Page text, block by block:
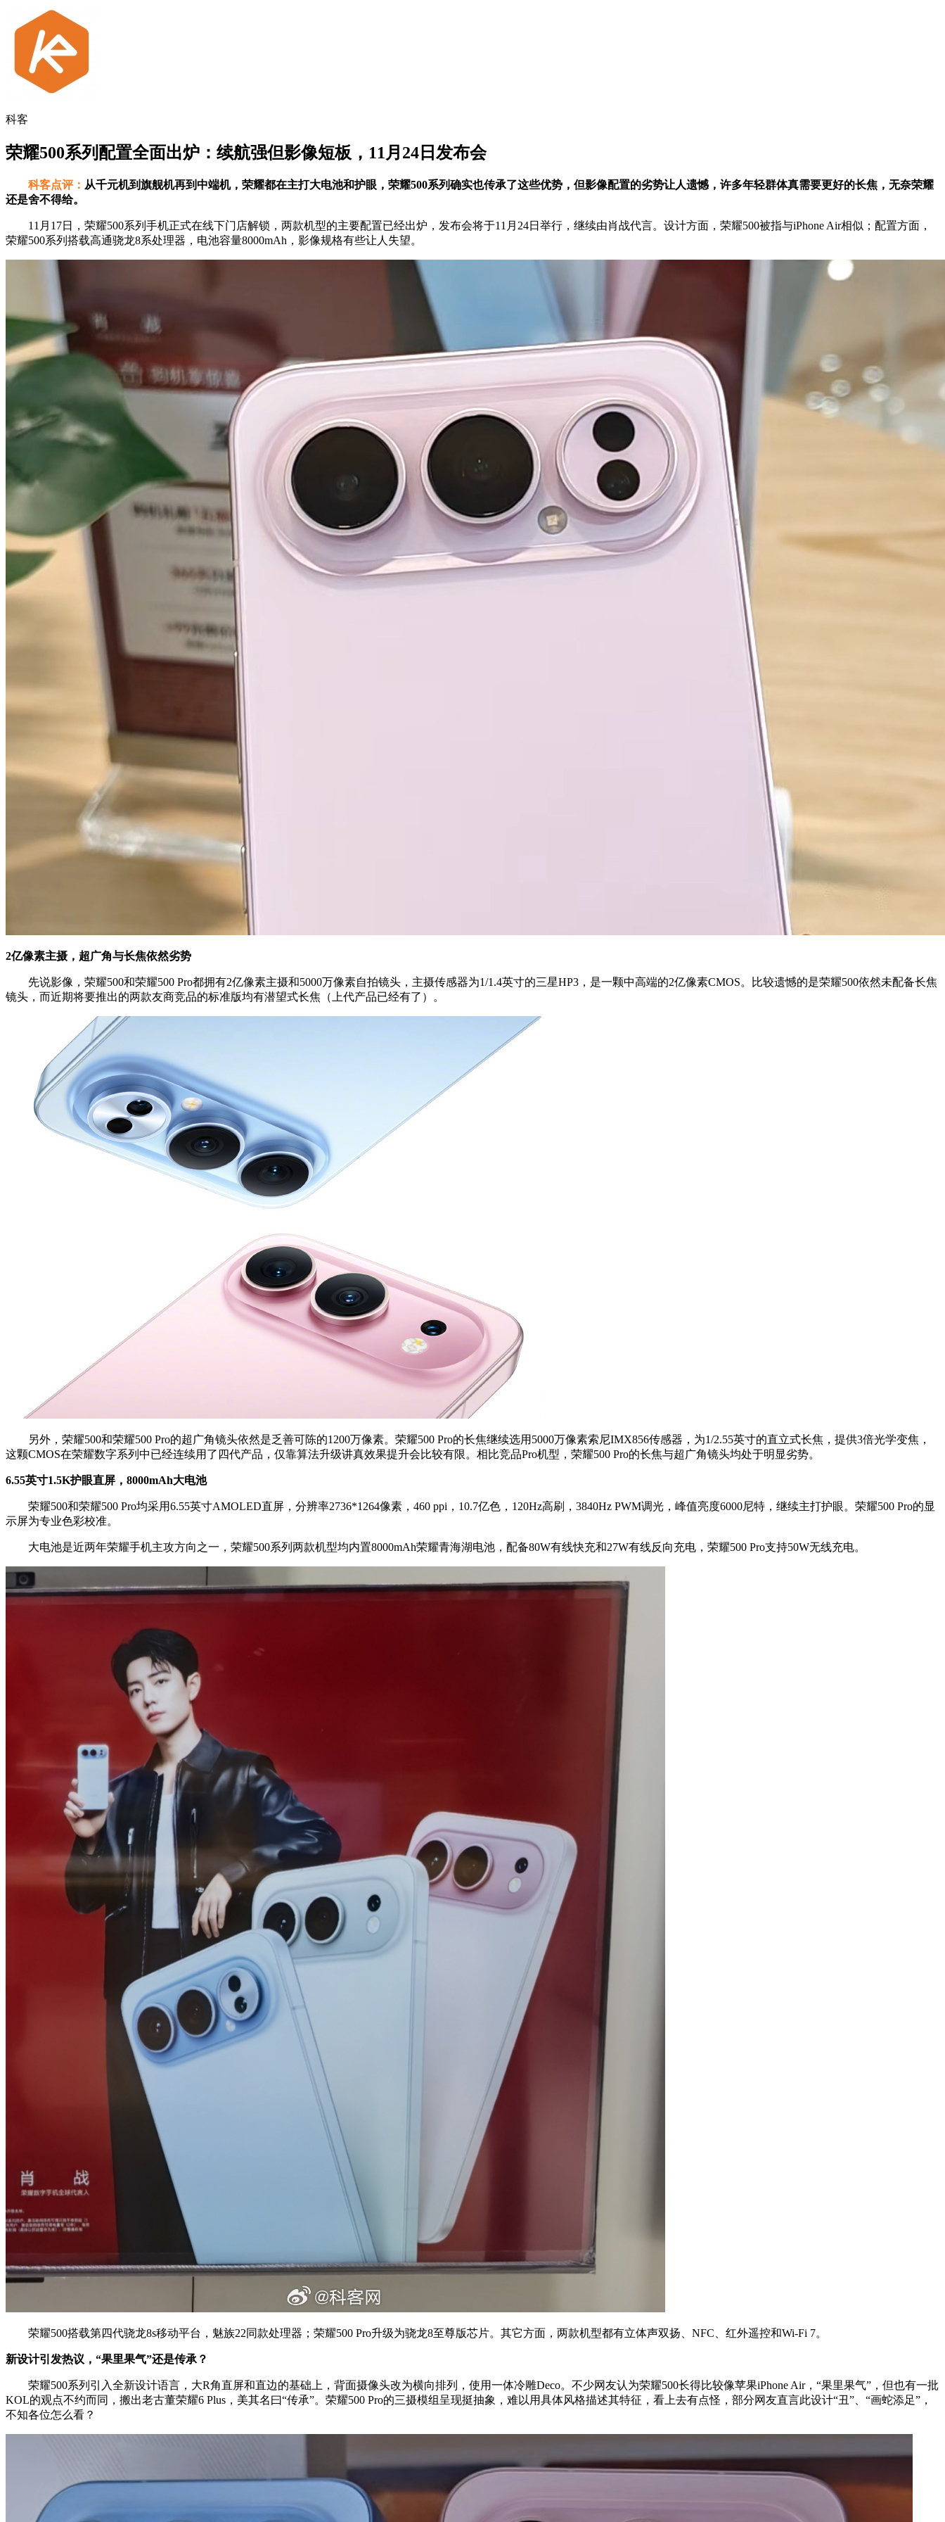
科客
荣耀500系列配置全面出炉：续航强但影像短板，11月24日发布会
科客点评： 从千元机到旗舰机再到中端机，荣耀都在主打大电池和护眼，荣耀500系列确实也传承了这些优势，但影像配置的劣势让人遗憾，许多年轻群体真需要更好的长焦，无奈荣耀
还是舍不得给。
11月17日，荣耀500系列手机正式在线下门店解锁，两款机型的主要配置已经出炉，发布会将于11月24日举行，继续由肖战代言。设计方面，荣耀500被指与iPhone Air相似；配置方面，
荣耀500系列搭载高通骁龙8系处理器，电池容量8000mAh，影像规格有些让人失望。
2亿像素主摄，超广角与长焦依然劣势
先说影像，荣耀500和荣耀500 Pro都拥有2亿像素主摄和5000万像素自拍镜头，主摄传感器为1/1.4英寸的三星HP3，是一颗中高端的2亿像素CMOS。比较遗憾的是荣耀500依然未配备长焦
镜头，而近期将要推出的两款友商竞品的标准版均有潜望式长焦（上代产品已经有了）。
另外，荣耀500和荣耀500 Pro的超广角镜头依然是乏善可陈的1200万像素。荣耀500 Pro的长焦继续选用5000万像素索尼IMX856传感器，为1/2.55英寸的直立式长焦，提供3倍光学变焦，
这颗CMOS在荣耀数字系列中已经连续用了四代产品，仅靠算法升级讲真效果提升会比较有限。相比竞品Pro机型，荣耀500 Pro的长焦与超广角镜头均处于明显劣势。
6.55英寸1.5K护眼直屏，8000mAh大电池
荣耀500和荣耀500 Pro均采用6.55英寸AMOLED直屏，分辨率2736*1264像素，460 ppi，10.7亿色，120Hz高刷，3840Hz PWM调光，峰值亮度6000尼特，继续主打护眼。荣耀500 Pro的显
示屏为专业色彩校准。
大电池是近两年荣耀手机主攻方向之一，荣耀500系列两款机型均内置8000mAh荣耀青海湖电池，配备80W有线快充和27W有线反向充电，荣耀500 Pro支持50W无线充电。
荣耀500搭载第四代骁龙8s移动平台，魅族22同款处理器；荣耀500 Pro升级为骁龙8至尊版芯片。其它方面，两款机型都有立体声双扬、NFC、红外遥控和Wi-Fi 7。
新设计引发热议，“果里果气”还是传承？
荣耀500系列引入全新设计语言，大R角直屏和直边的基础上，背面摄像头改为横向排列，使用一体冷雕Deco。不少网友认为荣耀500长得比较像苹果iPhone Air，“果里果气”，但也有一批
KOL的观点不约而同，搬出老古董荣耀6 Plus，美其名曰“传承”。荣耀500 Pro的三摄模组呈现挺抽象，难以用具体风格描述其特征，看上去有点怪，部分网友直言此设计“丑”、“画蛇添足”，
不知各位怎么看？